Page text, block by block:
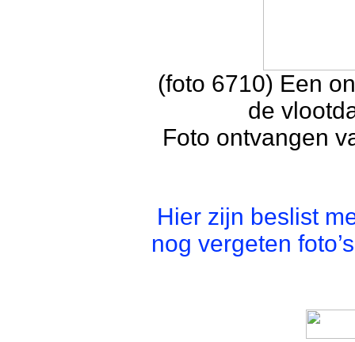
(foto 6710) Een
de
Foto ontvangen
Hier zijn beslist
nog vergeten